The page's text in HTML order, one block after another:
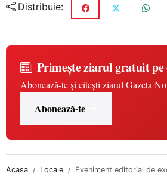
Distribuie:
Primește ziarul gratuit pe
Abonează-te și citești ziarul Gazeta
Abonează-te
Acasa Locale Eveniment editorial de